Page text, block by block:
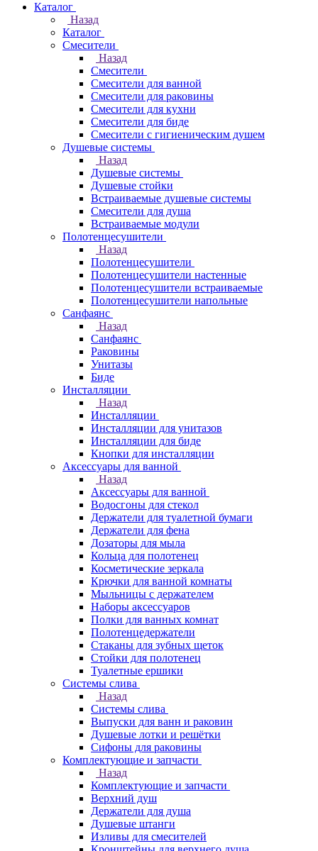
Каталог
Назад
Каталог
Смесители
Назад
Смесители
Смесители для ванной
Смесители для раковины
Смесители для кухни
Смесители для биде
Смесители с гигиеническим душем
Душевые системы
Назад
Душевые системы
Душевые стойки
Встраиваемые душевые системы
Смесители для душа
Встраиваемые модули
Полотенцесушители
Назад
Полотенцесушители
Полотенцесушители настенные
Полотенцесушители встраиваемые
Полотенцесушители напольные
Санфаянс
Назад
Санфаянс
Раковины
Унитазы
Биде
Инсталляции
Назад
Инсталляции
Инсталляции для унитазов
Инсталляции для биде
Кнопки для инсталляции
Аксессуары для ванной
Назад
Аксессуары для ванной
Водосгоны для стекол
Держатели для туалетной бумаги
Держатели для фена
Дозаторы для мыла
Кольца для полотенец
Косметические зеркала
Крючки для ванной комнаты
Мыльницы с держателем
Наборы аксессуаров
Полки для ванных комнат
Полотенцедержатели
Стаканы для зубных щеток
Стойки для полотенец
Туалетные ершики
Системы слива
Назад
Системы слива
Выпуски для ванн и раковин
Душевые лотки и решётки
Сифоны для раковины
Комплектующие и запчасти
Назад
Комплектующие и запчасти
Верхний душ
Держатели для душа
Душевые штанги
Изливы для смесителей